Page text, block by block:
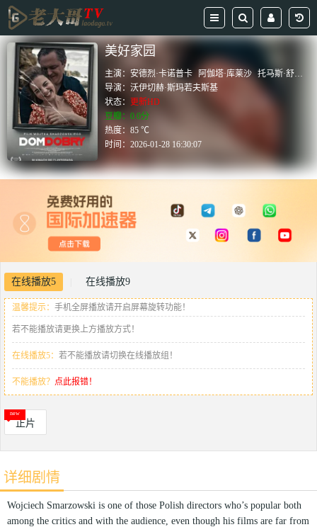
美好家园
主演：安德烈·卡诺普卡 阿伽塔·库莱沙 托马斯·舒查特
导演：沃伊切赫·斯玛若夫斯基
状态： 更新HD
豆瓣：0.0分
热度：85 ℃
时间：2026-01-28 16:30:07
在线播放5 在线播放9
温馨提示： 手机全屏播放请开启屏幕旋转功能！
若不能播放请更换上方播放方式！
在线播放5： 若不能播放请切换在线播放组！
不能播放？ 点此报错！
正片
详细剧情
Wojciech Smarzowski is one of those Polish directors who’s popular both
among the critics and with the audience, even though his films are far from